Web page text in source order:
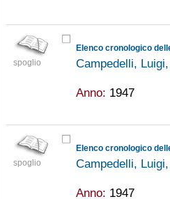
spoglio
Elenco cronologico
Campedelli,
Anno: 1947
spoglio
Elenco cronologico
Campedelli,
Anno: 1947